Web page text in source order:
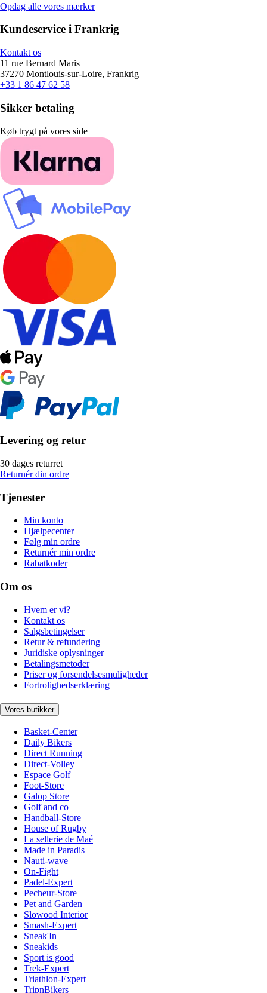
Opdag alle vores mærker
Kundeservice i Frankrig
Kontakt os
11 rue Bernard Maris
37270 Montlouis-sur-Loire, Frankrig
+33 1 86 47 62 58
Sikker betaling
Køb trygt på vores side
Levering og retur
30 dages returret
Returnér din ordre
Tjenester
Min konto
Hjælpecenter
Følg min ordre
Returnér min ordre
Rabatkoder
Om os
Hvem er vi?
Kontakt os
Salgsbetingelser
Retur & refundering
Juridiske oplysninger
Betalingsmetoder
Priser og forsendelsesmuligheder
Fortrolighedserklæring
Vores butikker
Basket-Center
Daily Bikers
Direct Running
Direct-Volley
Espace Golf
Foot-Store
Galop Store
Golf and co
Handball-Store
House of Rugby
La sellerie de Maé
Made in Paradis
Nauti-wave
On-Fight
Padel-Expert
Pecheur-Store
Pet and Garden
Slowood Interior
Smash-Expert
Sneak'In
Sneakids
Sport is good
Trek-Expert
Triathlon-Expert
TripnBikers